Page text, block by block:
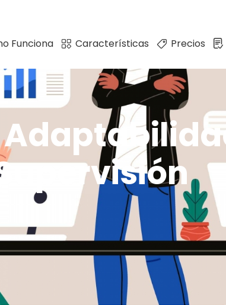
Funciona Características Precios